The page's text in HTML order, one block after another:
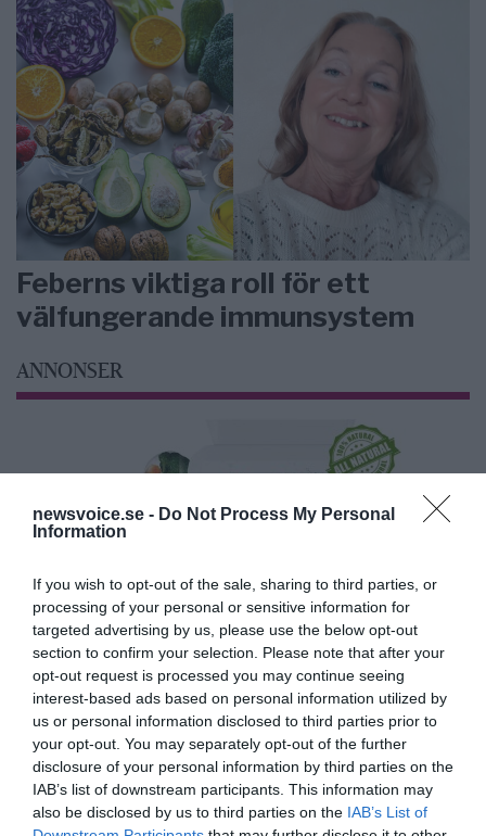
newsvoice.se - Do Not Process My Personal
Information
If you wish to opt-out of the sale, sharing to third parties, or
processing of your personal or sensitive information for
targeted advertising by us, please use the below opt-out
section to confirm your selection. Please note that after your
opt-out request is processed you may continue seeing
interest-based ads based on personal information utilized by
us or personal information disclosed to third parties prior to
your opt-out. You may separately opt-out of the further
disclosure of your personal information by third parties on the
IAB’s list of downstream participants. This information may
also be disclosed by us to third parties on the IAB’s List of
Feberns viktiga roll för ett
välfungerande immunsystem
ANNONSER